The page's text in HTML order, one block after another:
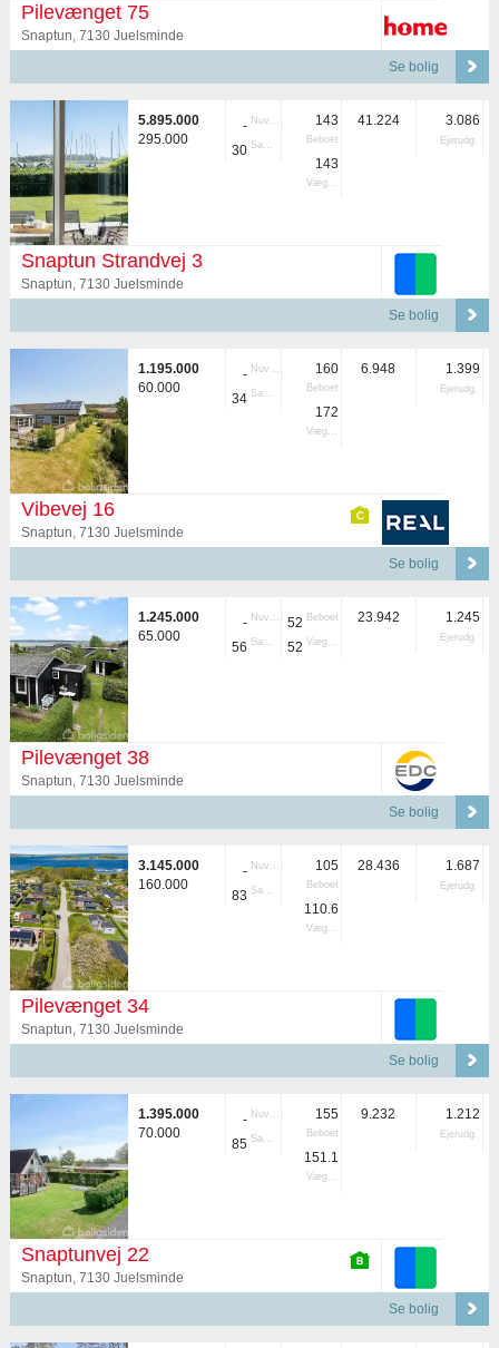
Pilevænget 75
Snaptun, 7130 Juelsminde
Se bolig
5.895.000
295.000
- Nuvær.
30 Samlet
143
Beboet
143
Vægtet
41.224 3.086
Ejerudg.
Snaptun Strandvej 3
Snaptun, 7130 Juelsminde
Se bolig
1.195.000
60.000
- Nuvær.
34 Samlet
160
Beboet
172
Vægtet
6.948 1.399
Ejerudg.
Vibevej 16
Snaptun, 7130 Juelsminde
Se bolig
1.245.000
65.000
- Nuvær.
56 Samlet
52 Beboet
52 Vægtet
23.942 1.245
Ejerudg.
Pilevænget 38
Snaptun, 7130 Juelsminde
Se bolig
3.145.000
160.000
- Nuvær.
83 Samlet
105
Beboet
110.6
Vægtet
28.436 1.687
Ejerudg.
Pilevænget 34
Snaptun, 7130 Juelsminde
Se bolig
1.395.000
70.000
- Nuvær.
85 Samlet
155
Beboet
151.1
Vægtet
9.232 1.212
Ejerudg.
Snaptunvej 22
Snaptun, 7130 Juelsminde
Se bolig